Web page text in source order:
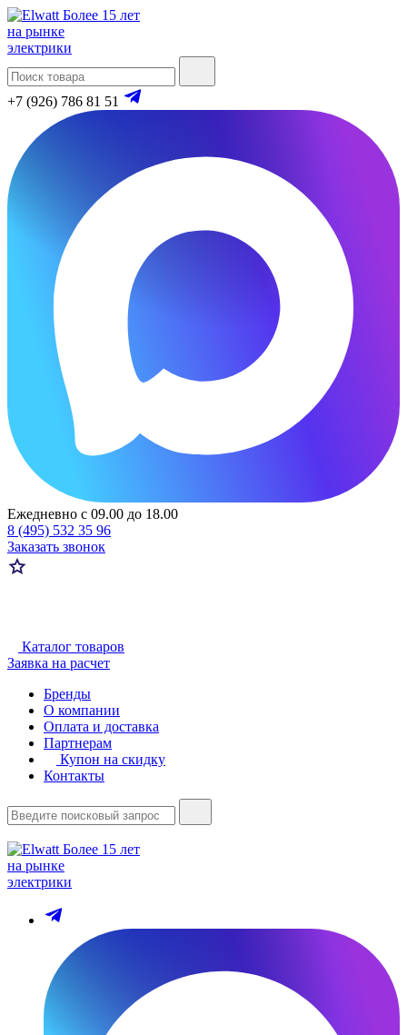
Более 15 лет
на рынке
электрики
+7 (926) 786 81 51
Ежедневно с 09.00 до 18.00
8 (495) 532 35 96
Заказать звонок
Каталог товаров
Заявка на расчет
Бренды
О компании
Оплата и доставка
Партнерам
Купон на скидку
Контакты
Более 15 лет
на рынке
электрики